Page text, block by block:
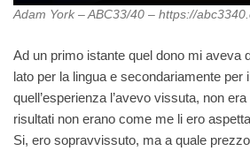
Adam York – ABC33/40 – https://
Ad un primo istante quel dono mi aveva
lato per la lingua e secondariamente per
quell’esperienza l’avevo vissuta, non
risultati non erano come me li ero
Si, ero sopravvissuto, ma a quale